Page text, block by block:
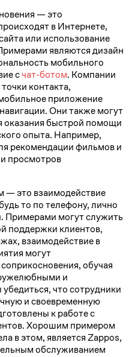
— это
в Интернете,
или использование
являются дизайн
мобильного
счат-ботом. Компании
контакта,
приложение
Они также могут
оказания быстрой помощи
опыта. Например,
рекомендации фильмов и
просмотров
— это взаимодействие
то по телефону, лично
Примерами могут служить
поддержки клиентов,
взаимодействие в
могут
обучая
и
что сотрудники
и своевременную
к работе с
Хорошим примером
в этом, является Zappos,
обслуживанием